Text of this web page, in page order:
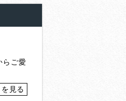
らご愛
見る